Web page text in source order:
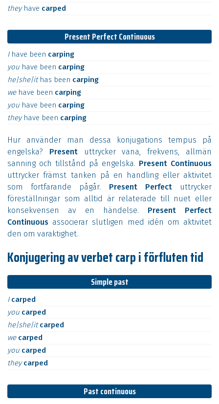
they have carped
Present Perfect Continuous
I have been carping
you have been carping
he|she|it has been carping
we have been carping
you have been carping
they have been carping
Hur använder man dessa konjugations tempus på
engelska? Presentuttrycker vana, frekvens, allmän
sanning och tillstånd på engelska. Present Continuous
uttrycker främst tanken på en handling eller aktivitet
som fortfarande pågår. Present Perfectuttrycker
föreställningar som alltid är relaterade till nuet eller
konsekvensen av en händelse. Present Perfect
Continuous associerar slutligen med idén om aktivitet
den om varaktighet.
Konjugering av verbet carp i förfluten tid
Simple past
I carped
you carped
he|she|itcarped
we carped
you carped
theycarped
Past continuous